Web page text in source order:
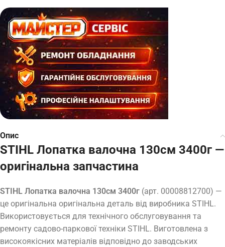
Опис
STIHL Лопатка валочна 130см 3400г —
оригінальна запчастина
STIHL Лопатка валочна 130см 3400г (арт. 00008812700) —
це оригінальна оригінальна деталь від виробника STIHL.
Використовується для технічного обслуговування та
ремонту садово-паркової техніки STIHL. Виготовлена з
високоякісних матеріалів відповідно до заводських